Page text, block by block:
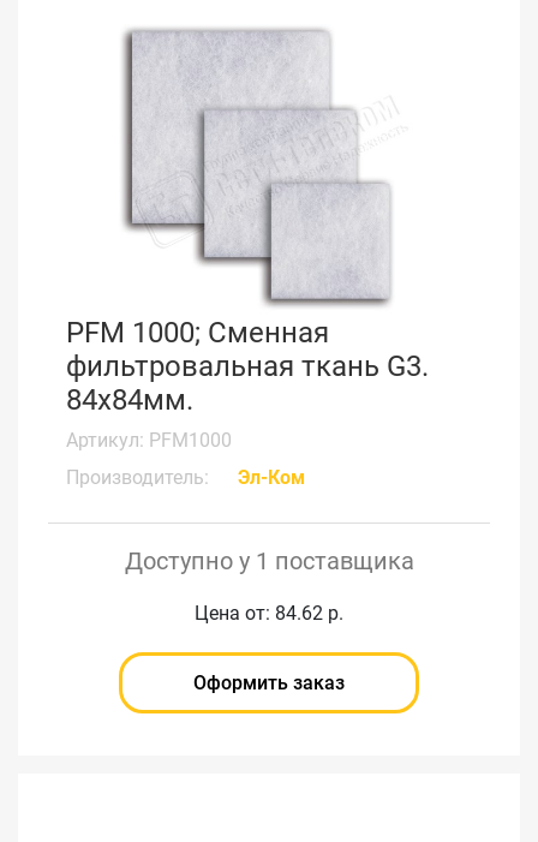
PFM 1000; Сменная
фильтровальная ткань G3.
84x84мм.
Артикул: PFM1000
Производитель:
Эл-Ком
Доступно у 1 поставщика
Цена от: 84.62 р.
Оформить заказ